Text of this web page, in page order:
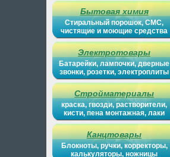
Бытовая химия
Стиральный порошок, СМС,
чистящие и моющие средства
Электротовары
Батарейки, лампочки, дверные
звонки, розетки, электроплиты
Стройматериалы
краска, гвозди, растворители,
кисти, пена монтажная, лаки
Канцтовары
Блокноты, ручки, корректоры,
калькуляторы, ножницы